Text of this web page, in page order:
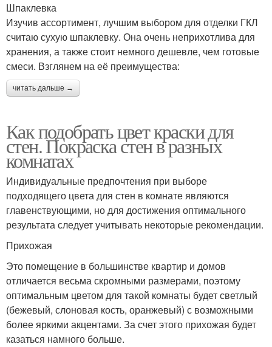
Шпаклевка
Изучив ассортимент, лучшим выбором для отделки ГКЛ
считаю сухую шпаклевку. Она очень неприхотлива для
хранения, а также стоит немного дешевле, чем готовые
смеси. Взглянем на её преимущества:
читать дальше →
Как подобрать цвет краски для
стен. Покраска стен в разных
комнатах
Индивидуальные предпочтения при выборе
подходящего цвета для стен в комнате являются
главенствующими, но для достижения оптимального
результата следует учитывать некоторые рекомендации.
Прихожая
Это помещение в большинстве квартир и домов
отличается весьма скромными размерами, поэтому
оптимальным цветом для такой комнаты будет светлый
(бежевый, слоновая кость, оранжевый) с возможными
более яркими акцентами. За счет этого прихожая будет
казаться намного больше.